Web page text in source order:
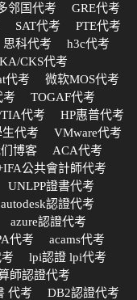
邻国代考
GRE代考
SAT代考
PTE代考
思科代考
h3c代考
CKS代考
代考
微软MOS代考
考
TOGAF代考
代考
HP惠普代考
生代考
VMware代考
博客
ACA代考
公共會計師代考
UNLPP證書代考
autodesk認證代考
azure認證代考
代考
acams代考
lpi認證 lpi代考
師認證代考
代考
DB2認證代考